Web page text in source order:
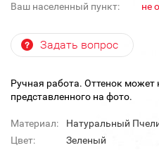
Ваш населенный пункт: не
Задать вопрос
Ручная работа. Оттенок может
представленного на фото.
Материал:
Натуральный
Цвет:
Зеленый